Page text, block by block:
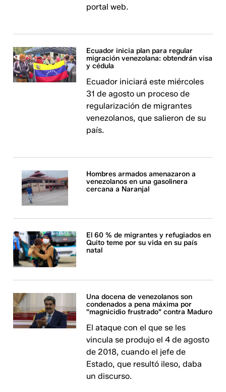
portal web.
Ecuador inicia plan para regular
migración venezolana: obtendrán visa
y cédula
Ecuador iniciará este miércoles
31 de agosto un proceso de
regularización de migrantes
venezolanos, que salieron de su
país.
Hombres armados amenazaron a
venezolanos en una gasolinera
cercana a Naranjal
El 60 % de migrantes y refugiados en
Quito teme por su vida en su país
natal
Una docena de venezolanos son
condenados a pena máxima por
"magnicidio frustrado" contra Maduro
El ataque con el que se les
vincula se produjo el 4 de agosto
de 2018, cuando el jefe de
Estado, que resultó ileso, daba
un discurso.